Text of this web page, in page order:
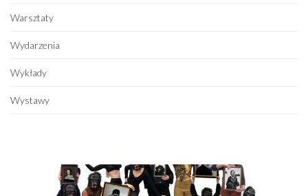
Warsztaty
Wydarzenia
Wykłady
Wystawy